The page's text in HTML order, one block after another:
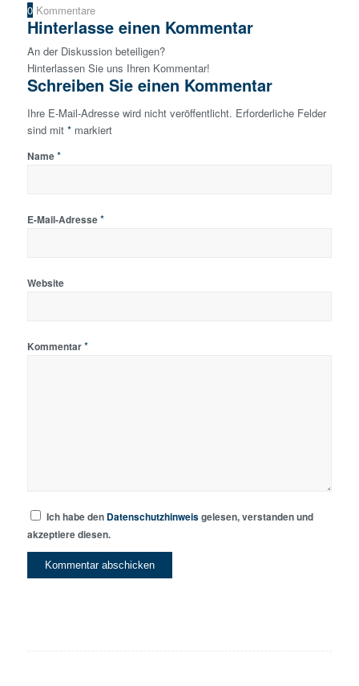
0 Kommentare
Hinterlasse einen Kommentar
An der Diskussion beteiligen?
Hinterlassen Sie uns Ihren Kommentar!
Schreiben Sie einen Kommentar
Ihre E-Mail-Adresse wird nicht veröffentlicht. Erforderliche Felder
sind mit *markiert
Name*
E-Mail-Adresse*
Website
Kommentar*
Ich habe den Datenschutzhinweisgelesen, verstanden und
akzeptiere diesen.